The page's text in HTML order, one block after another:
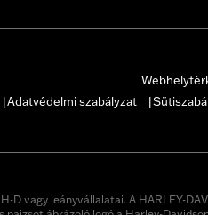
Adatvédelmi szabályzat
D vagy leányvállalatai. A HARLEY-